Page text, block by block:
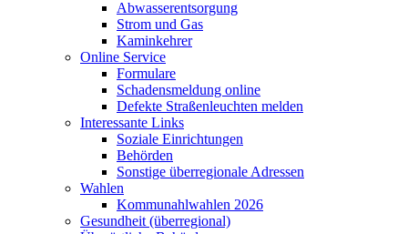
Abwasserentsorgung
Strom und Gas
Kaminkehrer
Online Service
Formulare
Schadensmeldung online
Defekte Straßenleuchten melden
Interessante Links
Soziale Einrichtungen
Behörden
Sonstige überregionale Adressen
Wahlen
Kommunahlwahlen 2026
Gesundheit (überregional)